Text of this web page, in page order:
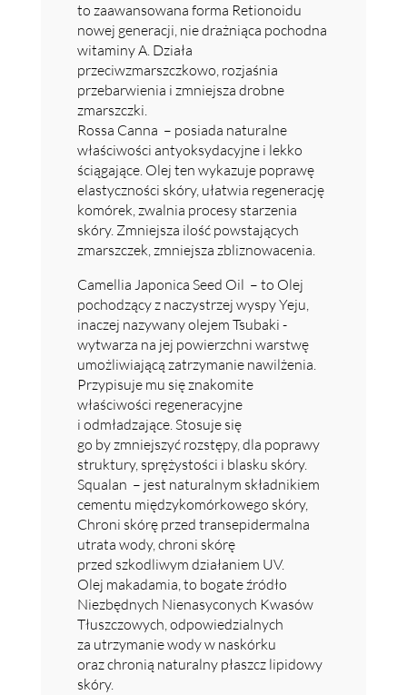
to zaawansowana forma Retionoidu
nowej generacji, nie drażniąca pochodna
witaminy A. Działa
przeciwzmarszczkowo, rozjaśnia
przebarwienia i zmniejsza drobne
zmarszczki.
Rossa Canna – posiada naturalne
właściwości antyoksydacyjne i lekko
ściągające. Olej ten wykazuje poprawę
elastyczności skóry, ułatwia regenerację
komórek, zwalnia procesy starzenia
skóry. Zmniejsza ilość powstających
zmarszczek, zmniejsza zbliznowacenia.
Camellia Japonica Seed Oil – to Olej
pochodzący z naczystrzej wyspy Yeju,
inaczej nazywany olejem Tsubaki -
wytwarza na jej powierzchni warstwę
umożliwiającą zatrzymanie nawilżenia.
Przypisuje mu się znakomite
właściwości regeneracyjne
i odmładzające. Stosuje się
go by zmniejszyć rozstępy, dla poprawy
struktury, sprężystości i blasku skóry.
Squalan – jest naturalnym składnikiem
cementu międzykomórkowego skóry,
Chroni skórę przed transepidermalna
utrata wody, chroni skórę
przed szkodliwym działaniem UV.
Olej makadamia, to bogate źródło
Niezbędnych Nienasyconych Kwasów
Tłuszczowych, odpowiedzialnych
za utrzymanie wody w naskórku
oraz chronią naturalny płaszcz lipidowy
skóry.